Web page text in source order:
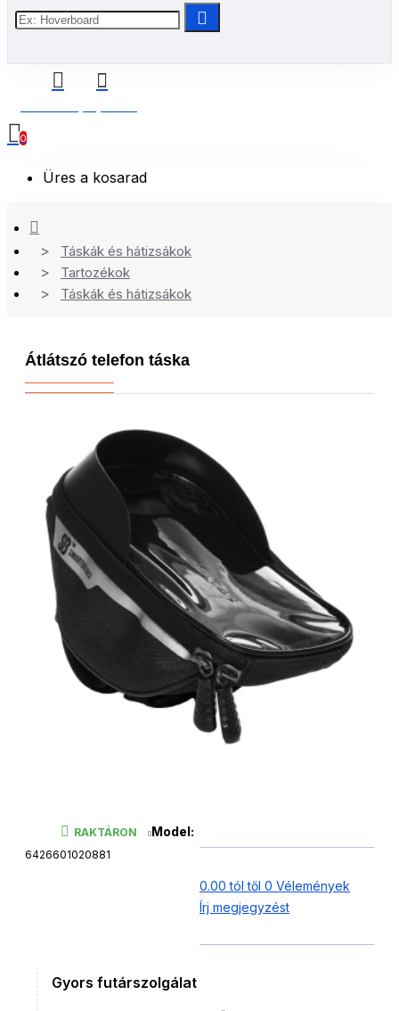
0
Üres a kosarad
Táskák és hátizsákok
Tartozékok
Táskák és hátizsákok
Átlátszó telefon táska
RAKTÁRON Model:
6426601020881
0.00 tól től 0 Vélemények
Írj megjegyzést
Gyors futárszolgálat